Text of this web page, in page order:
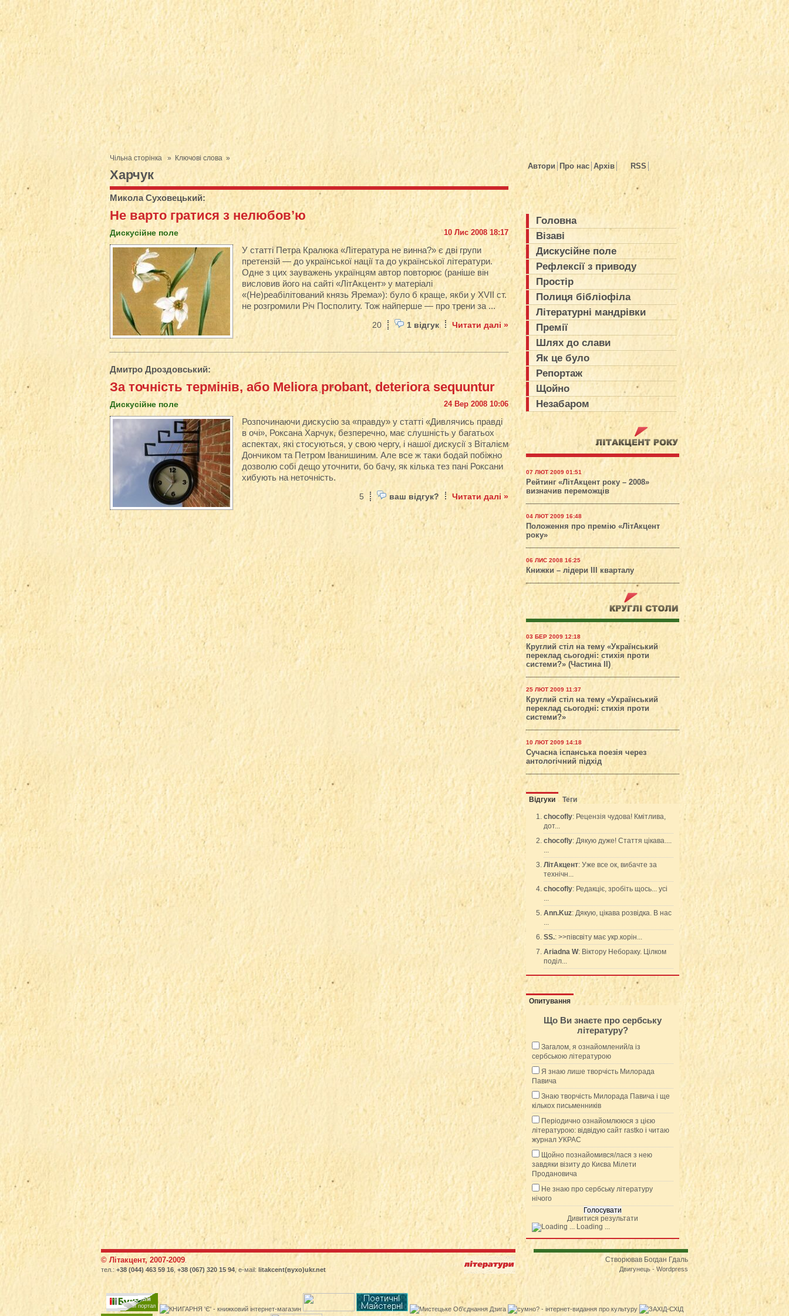
Чільна сторінка » Ключові слова »
Харчук
Микола Суховецький:
Не варто гратися з нелюбов’ю
Дискусійне поле 10 Лис 2008 18:17
У статті Петра Кралюка «Література не винна?» є дві групи
претензій — до української нації та до української літератури.
Одне з цих зауважень українцям автор повторює (раніше він
висловив його на сайті «ЛітАкцент» у матеріалі
«(Не)реабілітований князь Ярема»): було б краще, якби у ХVІІ ст.
не розгромили Річ Посполиту. Тож найперше — про трени за ...
Читати далі »
1 відгук
20
Дмитро Дроздовський:
За точність термінів, або Meliora probant, deteriora sequuntur
Дискусійне поле 24 Вер 2008 10:06
Розпочинаючи дискусію за «правду» у статті «Дивлячись правді
в очі», Роксана Харчук, безперечно, має слушність у багатьох
аспектах, які стосуються, у свою чергу, і нашої дискусії з Віталієм
Дончиком та Петром Іванишиним. Але все ж таки бодай побіжно
дозволю собі дещо уточнити, бо бачу, як кілька тез пані Роксани
хибують на неточність.
Читати далі »
ваш відгук?
5
Автори Про нас Архів RSS
Головна
Візаві
Дискусійне поле
Рефлексії з приводу
Простір
Полиця бібліофіла
Літературні мандрівки
Премії
Шлях до слави
Як це було
Репортаж
Щойно
Незабаром
07 ЛЮТ 2009 01:51
Рейтинг «ЛітАкцент року – 2008»
визначив переможців
04 ЛЮТ 2009 16:48
Положення про премію «ЛітАкцент
року»
06 ЛИС 2008 16:25
Книжки – лідери ІІІ кварталу
03 БЕР 2009 12:18
Круглий стіл на тему «Український
переклад сьогодні: стихія проти
системи?» (Частина ІІ)
25 ЛЮТ 2009 11:37
Круглий стіл на тему «Український
переклад сьогодні: стихія проти
системи?»
10 ЛЮТ 2009 14:18
Сучасна іспанська поезія через
антологічний підхід
Відгуки Теги
chocofly: Рецензія чудова! Кмітлива,
дот...
chocofly: Дякую дуже! Стаття цікава....
...
ЛітАкцент: Уже все ок, вибачте за
технічн...
chocofly: Редакціє, зробіть щось... усі
...
Ann.Kuz: Дякую, цікава розвідка. В нас
...
SS.: >>півсвіту має укр.корін...
Ariadna W: Віктору Небораку. Цілком
поділ...
Опитування
Що Ви знаєте про сербську
літературу?
Загалом, я ознайомлений/а із
сербською літературою
Я знаю лише творчість Милорада
Павича
Знаю творчість Милорада Павича і ще
кількох письменників
Періодично ознайомлююся з цією
літературою: відвідую сайт rastko і читаю
журнал УКРАС
Щойно познайомився/лася з нею
завдяки візиту до Києва Мілети
Продановича
Не знаю про сербську літературу
нічого
Дивитися результати
Loading ...
© Літакцент, 2007-2009
тел.: +38 (044) 463 59 16 +38 (067) 320 15 94 , е-маіl: litakcent(вухо)ukr.net
Створював Богдан Гдаль
Двигунець - Wordpress